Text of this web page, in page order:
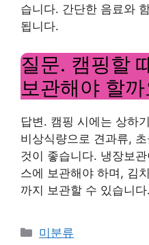
습니다. 간단한 음료와
됩니다.
질문. 캠핑할
보관해야 할
답변. 캠핑 시에는 상하
비상식량으로 견과류,
것이 좋습니다. 냉장보
스에 보관해야 하며, 김
까지 보관할 수 있습니다.
Categories
미분류